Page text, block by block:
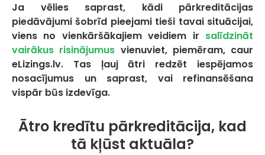
Ja vēlies saprast, kādi pārkreditācijas
piedāvājumi šobrīd pieejami tieši tavai situācijai,
viens no vienkāršākajiem veidiem ir salīdzināt
vairākus risinājumus vienuviet, piemēram, caur
eLizings.lv. Tas ļauj ātri redzēt iespējamos
nosacījumus un saprast, vai refinansēšana
vispār būs izdevīga.
Ātro kredītu pārkreditācija, kad
tā kļūst aktuāla?